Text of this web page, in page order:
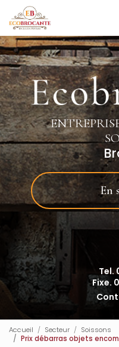
contenu
principal
En
Tel.
Fixe.
Accueil Secteur
Soissons
Prix débarras objets